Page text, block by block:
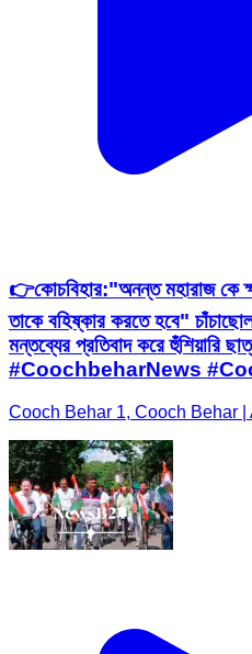
👉কোচবিহার:"অনন্ত মহারাজ কে
তাকে বহিষ্কার করতে হবে"
মন্তব্যের প্রতিবাদ করে হুঁশিয়ারি
#CoochbeharNews
Cooch Behar 1, Cooch Behar |